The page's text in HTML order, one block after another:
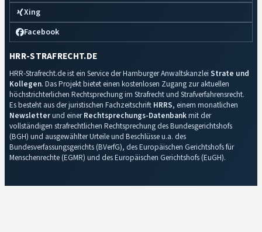
Xing
Facebook
HRR-STRAFRECHT.DE
HRR-Strafrecht.de ist ein Service der Hamburger Anwaltskanzlei Strate und
Kollegen. Das Projekt bietet einen kostenlosen Zugang zur aktuellen
höchstrichterlichen Rechtsprechung im Strafrecht und Strafverfahrensrecht.
Es besteht aus der juristischen Fachzeitschrift HRRS, einem monatlichen
Newsletterund einerRechtsprechungs-Datenbankmit der
vollständigen strafrechtlichen Rechtsprechung des Bundesgerichtshofs
(BGH) und ausgewählter Urteile und Beschlüsse u.a. des
Bundesverfassungsgerichts (BVerfG), des Europäischen Gerichtshofs für
Menschenrechte (EGMR) und des Europäischen Gerichtshofs (EuGH).